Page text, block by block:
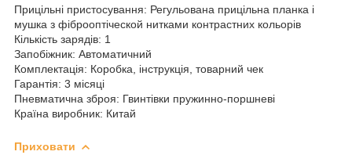
Прицільні пристосування: Регульована прицільна планка і
мушка з фіброоптіческой нитками контрастних кольорів
Кількість зарядів: 1
Запобіжник: Автоматичний
Комплектація: Коробка, інструкція, товарний чек
Гарантія: 3 місяці
Пневматична зброя: Гвинтівки пружинно-поршневі
Країна виробник: Китай
Приховати